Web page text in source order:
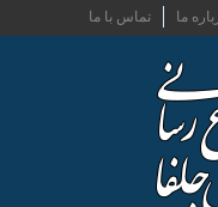
تماس با ما ما